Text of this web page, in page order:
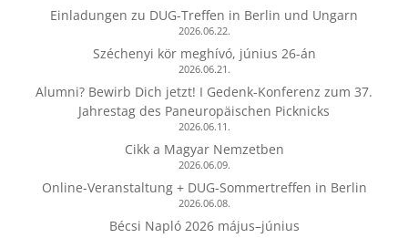
Einladungen zu DUG-Treffen in Berlin und Ungarn
2026.06.22.
Széchenyi kör meghívó, június 26-án
2026.06.21.
Alumni? Bewirb Dich jetzt! I Gedenk-Konferenz zum 37.
Jahrestag des Paneuropäischen Picknicks
2026.06.11.
Cikk a Magyar Nemzetben
2026.06.09.
Online-Veranstaltung + DUG-Sommertreffen in Berlin
2026.06.08.
Bécsi Napló 2026 május–június